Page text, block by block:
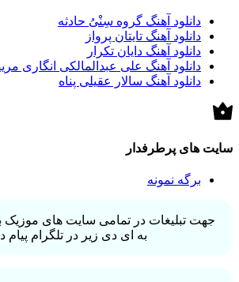
دانلود آهنگ گروه سِنْیُ حادثه
دانلود آهنگ تایتان پرواز
دانلود آهنگ دایان تکرار
دانلود آهنگ علی عبدالمالکی انگاری
دانلود آهنگ سالار عقیلی پناه
سایت های پرطرفدار
برگه نمونه
جهت تبلیغات در تمامی سایت های
به ای دی زیر در تلگرام پیام